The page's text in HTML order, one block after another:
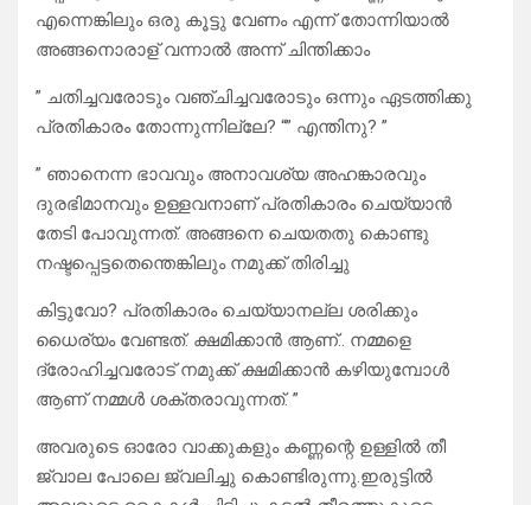
എന്നെങ്കിലും ഒരു കൂട്ടു വേണം എന്ന് തോന്നിയാൽ
അങ്ങനൊരാള് വന്നാൽ അന്ന് ചിന്തിക്കാം
” ചതിച്ചവരോടും വഞ്ചിച്ചവരോടും ഒന്നും ഏടത്തിക്കു
പ്രതികാരം തോന്നുന്നില്ലേ? “” എന്തിനു? ”
” ഞാനെന്ന ഭാവവും അനാവശ്യ അഹങ്കാരവും
ദുരഭിമാനവും ഉള്ളവനാണ് പ്രതികാരം ചെയ്യാൻ
തേടി പോവുന്നത്. അങ്ങനെ ചെയതതു കൊണ്ടു
നഷ്ടപ്പെട്ടതെന്തെങ്കിലും നമുക്ക് തിരിച്ചു
കിട്ടുവോ? പ്രതികാരം ചെയ്യാനല്ല ശരിക്കും
ധൈര്യം വേണ്ടത്. ക്ഷമിക്കാൻ ആണ്.. നമ്മളെ
ദ്രോഹിച്ചവരോട് നമുക്ക് ക്ഷമിക്കാൻ കഴിയുമ്പോൾ
ആണ് നമ്മൾ ശക്തരാവുന്നത്. ”
അവരുടെ ഓരോ വാക്കുകളും കണ്ണന്റെ ഉള്ളിൽ തീ
ജ്വാല പോലെ ജ്വലിച്ചു കൊണ്ടിരുന്നു.ഇരുട്ടിൽ